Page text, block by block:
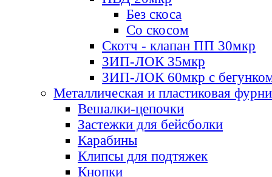
Без скоса
Со скосом
Скотч - клапан ПП 30мкр
ЗИП-ЛОК 35мкр
ЗИП-ЛОК 60мкр с
Металлическая и пластиковая
Вешалки-цепочки
Застежки для бейсболки
Карабины
Клипсы для подтяжек
Кнопки